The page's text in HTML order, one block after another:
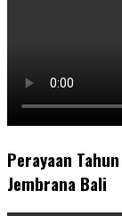
Perayaan
Jembrana Bali